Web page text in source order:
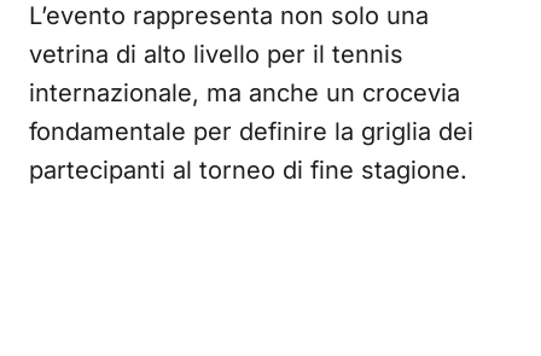
L’evento rappresenta non solo una
vetrina di alto livello per il tennis
internazionale, ma anche un crocevia
fondamentale per definire la griglia dei
partecipanti al torneo di fine stagione.